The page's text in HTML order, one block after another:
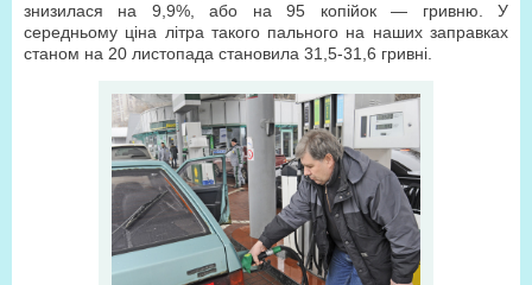
знизилася на 9,9%, або на 95 копійок — гривню. У
середньому ціна літра такого пального на наших заправках
станом на 20 листопада становила 31,5-31,6 гривні.